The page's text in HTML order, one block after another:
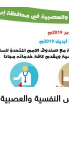
النفسية والعصبية